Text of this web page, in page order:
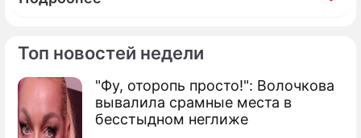
Топ новостей недели
"Фу, оторопь просто!": Волочкова
вывалила срамные места в
бесстыдном неглиже
Фоторепортаж
Слава, Киркоров, Климова: кто из звезд
шоу-бизнеса имеет цыганские корни